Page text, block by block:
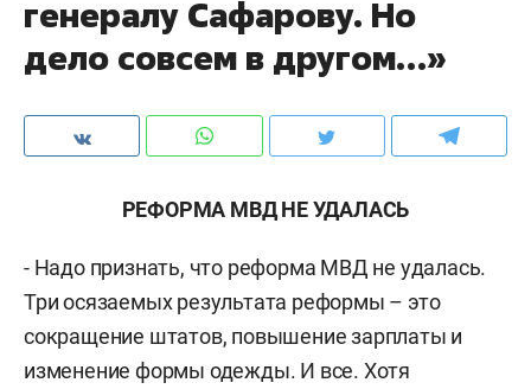
генералу Сафарову. Но
дело совсем в другом…»
РЕФОРМА МВД НЕ УДАЛАСЬ
- Надо признать, что реформа МВД не удалась.
Три осязаемых результата реформы – это
сокращение штатов, повышение зарплаты и
изменение формы одежды. И все. Хотя